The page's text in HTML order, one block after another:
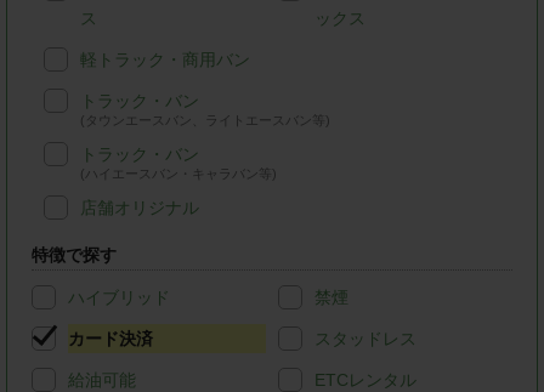
ス
ックス
軽トラック・商用バン
トラック・バン
(タウンエースバン、ライトエースバン等)
トラック・バン
(ハイエースバン・キャラバン等)
店舗オリジナル
特徴で探す
ハイブリッド 禁煙
カード決済 スタッドレス
給油可能 ETCレンタル